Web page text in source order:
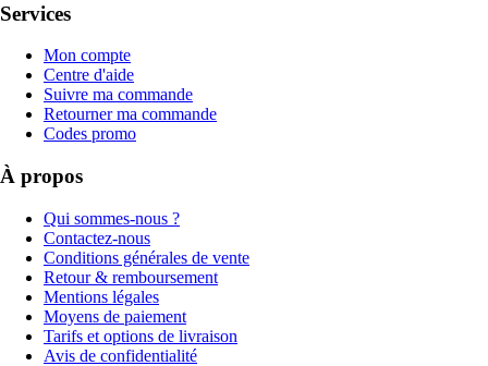
Services
Mon compte
Centre d'aide
Suivre ma commande
Retourner ma commande
Codes promo
À propos
Qui sommes-nous ?
Contactez-nous
Conditions générales de vente
Retour & remboursement
Mentions légales
Moyens de paiement
Tarifs et options de livraison
Avis de confidentialité